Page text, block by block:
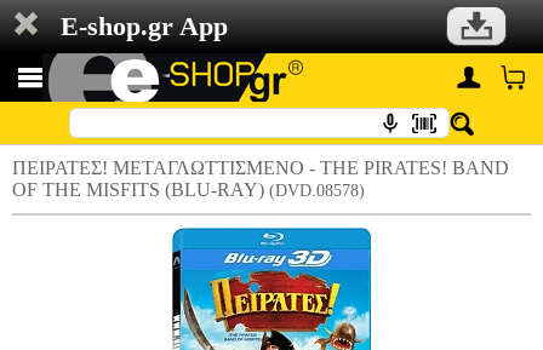
E-shop.gr App
ΠΕΙΡΑΤΕΣ! ΜΕΤΑΓΛΩΤΤΙΣΜΕΝΟ - THE PIRATES! BAND
OF THE MISFITS (BLU-RAY) (DVD.08578)